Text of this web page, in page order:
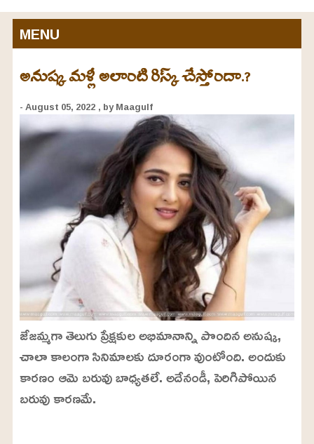
MENU
అనుష్క మళ్లీ అలాంటి రిస్క్ చేస్తోందా.?
- August 05, 2022 , by Maagulf
జేజమ్మగా తెలుగు ప్రేక్షకుల అభిమానాన్ని పొందిన అనుష్క,
చాలా కాలంగా సినిమాలకు దూరంగా వుంటోంది. అందుకు
కారణం ఆమె బరువు బాధ్యతలే. అదేనండీ, పెరిగిపోయిన
బరువు కారణమే.